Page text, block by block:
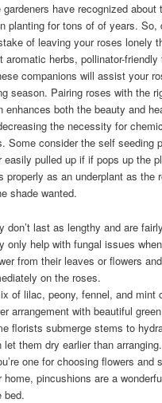
gardeners have recognized
planting for tons of of years. So,
of leaving your roses lonely
aromatic herbs, pollinator-
companions will assist your
season. Pairing roses with the
enhances both the beauty and
the necessity for
Some consider the self seeding
easily pulled up if if pops up the
properly as an underplant as the
shade wanted.
don’t last as lengthy and are
only help with fungal issues
from their leaves or flowers
on the roses.
of lilac, peony, fennel, and mint
arrangement with beautiful
florists submerge stems to
let them dry earlier than arranging.
one for choosing flowers and
home, pincushions are a
bed.